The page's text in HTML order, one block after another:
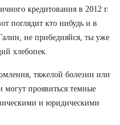
кредитования в 2012 г.
поглядит кто нибудь и в
не прибедняйся, ты уже
хлебопек.
тяжелой болезни или
проявиться темные
и юридическими